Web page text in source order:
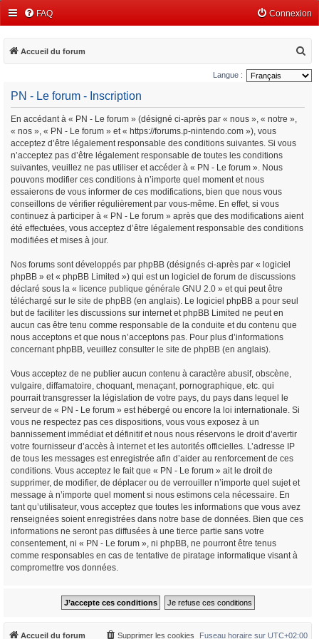
FAQ Connexion
Accueil du forum
e
c
Langue :
PN - Le forum - Inscription
En accédant à « PN - Le forum » (désigné ci-après par « nous », « notre »,
« nos », « PN - Le forum » et « https://forums.p-nintendo.com »), vous
acceptez d’être légalement responsable des conditions suivantes. Si vous
n’acceptez pas d’être légalement responsable de toutes les conditions
suivantes, veuillez ne pas utiliser et accéder à « PN - Le forum ». Nous
pouvons modifier ces conditions à n’importe quel moment et nous
essaierons de vous informer de ces modifications, bien que nous vous
conseillons de vérifier régulièrement par vous-même. En effet, si vous
continuez à participer à « PN - Le forum » après que des modifications aient
été effectuées, vous acceptez d’être légalement responsable des conditions
modifiées et mises à jour.
Nos forums sont développés par phpBB (désignés ci-après par « logiciel
phpBB » et « phpBB Limited ») qui est un logiciel de forum de discussions
déclaré sous la « licence publique générale GNU 2.0 » et qui peut être
téléchargé sur le site de phpBB (en anglais). Le logiciel phpBB a pour seul
but de faciliter les discussions sur internet et phpBB Limited ne peut en
aucun cas être tenu comme responsable de la conduite et du contenu que
nous acceptons et que nous n’acceptons pas. Pour plus d’informations
concernant phpBB, veuillez consulter le site de phpBB (en anglais).
Vous acceptez de ne publier aucun contenu à caractère abusif, obscène,
vulgaire, diffamatoire, choquant, menaçant, pornographique, etc. qui
pourrait transgresser la législation de votre pays, du pays dans lequel le
serveur de « PN - Le forum » est hébergé ou encore la loi internationale. Si
vous ne respectez pas ces dispositions, vous vous exposez à un
bannissement immédiat et définitif et nous nous réservons le droit d’avertir
votre fournisseur d’accès à internet et les autorités officielles. L’adresse IP
de tous les messages est enregistrée afin d’aider au renforcement de ces
conditions. Vous acceptez le fait que « PN - Le forum » ait le droit de
supprimer, de modifier, de déplacer ou de verrouiller n’importe quel sujet et
message à n’importe quel moment si nous estimons cela nécessaire. En
tant qu’utilisateur, vous acceptez que toutes les informations que vous avez
renseignées soient enregistrées dans notre base de données. Bien que ces
informations ne seront pas diffusées à une tierce partie sans votre
consentement, ni « PN - Le forum », ni phpBB, ne pourront être tenus
comme responsables en cas de tentative de piratage informatique visant à
compromettre vos données.
Accueil du forum Fuseau horaire sur UTC+02:00
Supprimer les cookies